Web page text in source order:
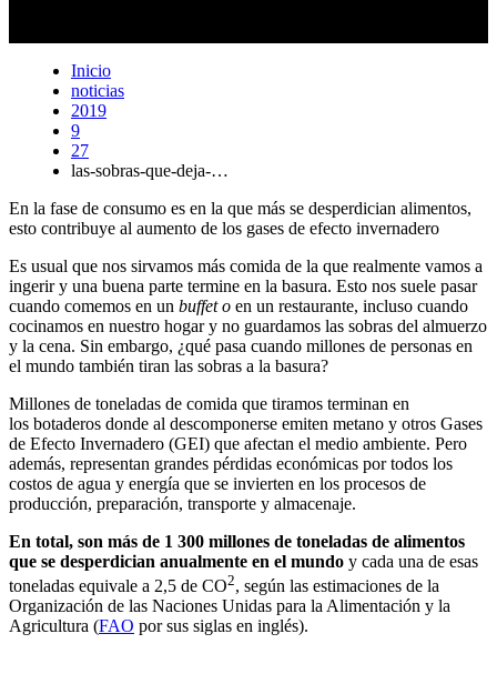
Inicio
noticias
2019
9
27
las-sobras-que-deja-…
En la fase de consumo es en la que más se desperdician alimentos,
esto contribuye al aumento de los gases de efecto invernadero
Es usual que nos sirvamos más comida de la que realmente vamos a
ingerir y una buena parte termine en la basura. Esto nos suele pasar
cuando comemos en un buffet o en un restaurante, incluso cuando
cocinamos en nuestro hogar y no guardamos las sobras del almuerzo
y la cena. Sin embargo, ¿qué pasa cuando millones de personas en
el mundo también tiran las sobras a la basura?
Millones de toneladas de comida que tiramos terminan en
los botaderos donde al descomponerse emiten metano y otros Gases
de Efecto Invernadero (GEI) que afectan el medio ambiente. Pero
además, representan grandes pérdidas económicas por todos los
costos de agua y energía que se invierten en los procesos de
producción, preparación, transporte y almacenaje.
En total, son más de 1 300 millones de toneladas de alimentos
que se desperdician anualmente en el mundo y cada una de esas
toneladas equivale a 2,5 de CO2, según las estimaciones de la
Organización de las Naciones Unidas para la Alimentación y la
Agricultura (FAO por sus siglas en inglés).